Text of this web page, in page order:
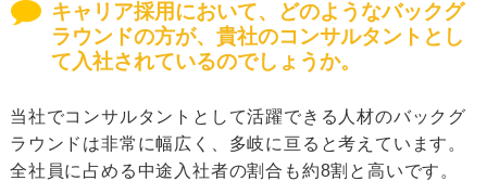
キャリア採用において、どのようなバックグ
ラウンドの方が、貴社のコンサルタントとし
て入社されているのでしょうか。
当社でコンサルタントとして活躍できる人材のバックグ
ラウンドは非常に幅広く、多岐に亘ると考えています。
全社員に占める中途入社者の割合も約8割と高いです。